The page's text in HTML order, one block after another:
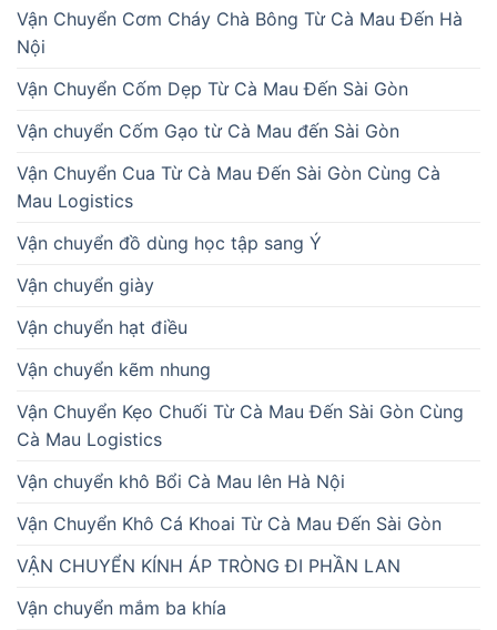
Vận Chuyển Cơm Cháy Chà Bông Từ Cà Mau Đến Hà
Nội
Vận Chuyển Cốm Dẹp Từ Cà Mau Đến Sài Gòn
Vận chuyển Cốm Gạo từ Cà Mau đến Sài Gòn
Vận Chuyển Cua Từ Cà Mau Đến Sài Gòn Cùng Cà
Mau Logistics
Vận chuyển đồ dùng học tập sang Ý
Vận chuyển giày
Vận chuyển hạt điều
Vận chuyển kẽm nhung
Vận Chuyển Kẹo Chuối Từ Cà Mau Đến Sài Gòn Cùng
Cà Mau Logistics
Vận chuyển khô Bổi Cà Mau lên Hà Nội
Vận Chuyển Khô Cá Khoai Từ Cà Mau Đến Sài Gòn
VẬN CHUYỂN KÍNH ÁP TRÒNG ĐI PHẦN LAN
Vận chuyển mắm ba khía